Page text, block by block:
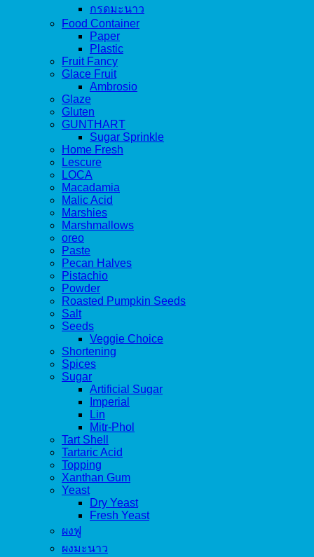
กรดมะนาว
Food Container
Paper
Plastic
Fruit Fancy
Glace Fruit
Ambrosio
Glaze
Gluten
GUNTHART
Sugar Sprinkle
Home Fresh
Lescure
LOCA
Macadamia
Malic Acid
Marshies
Marshmallows
oreo
Paste
Pecan Halves
Pistachio
Powder
Roasted Pumpkin Seeds
Salt
Seeds
Veggie Choice
Shortening
Spices
Sugar
Artificial Sugar
Imperial
Lin
Mitr-Phol
Tart Shell
Tartaric Acid
Topping
Xanthan Gum
Yeast
Dry Yeast
Fresh Yeast
ผงฟู
ผงมะนาว